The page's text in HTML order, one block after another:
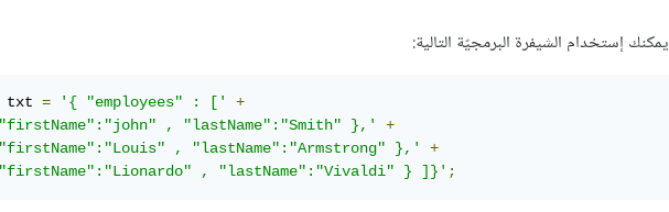
يمكنك إستخدام الشيفرة البرمجيّة التالية:
txt = '{ "employees" : ['
+
, "lastName":"Smith" },'
+
, "lastName":"Armstrong" },'
+
, "lastName":"Vivaldi" } ]}' ;